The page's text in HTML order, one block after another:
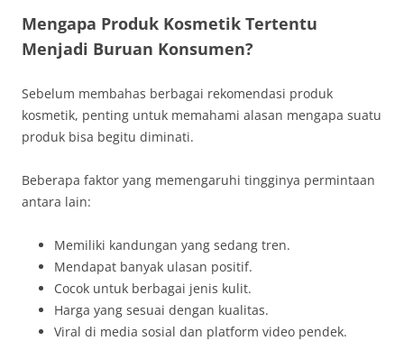
Mengapa Produk Kosmetik Tertentu
Menjadi Buruan Konsumen?
Sebelum membahas berbagai rekomendasi produk
kosmetik, penting untuk memahami alasan mengapa suatu
produk bisa begitu diminati.
Beberapa faktor yang memengaruhi tingginya permintaan
antara lain:
Memiliki kandungan yang sedang tren.
Mendapat banyak ulasan positif.
Cocok untuk berbagai jenis kulit.
Harga yang sesuai dengan kualitas.
Viral di media sosial dan platform video pendek.